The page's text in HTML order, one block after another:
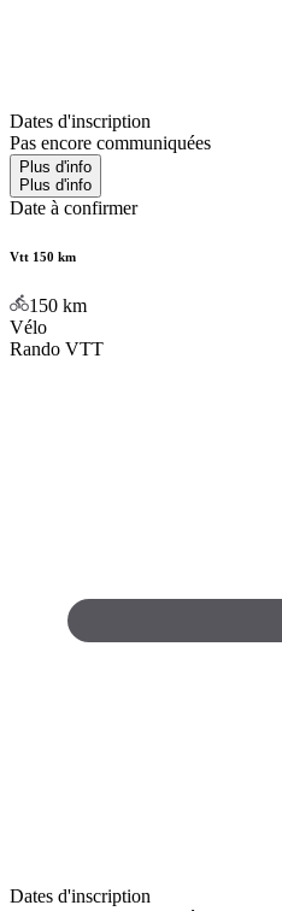
Dates d'inscription
Pas encore communiquées
Plus d'info
Plus d'info
Date à confirmer
Vtt 150 km
150 km
Vélo
Rando VTT
Dates d'inscription